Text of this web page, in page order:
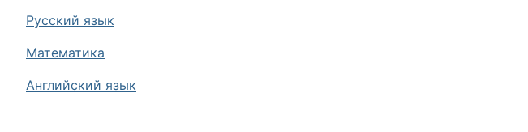
Русский язык
Математика
Английский язык